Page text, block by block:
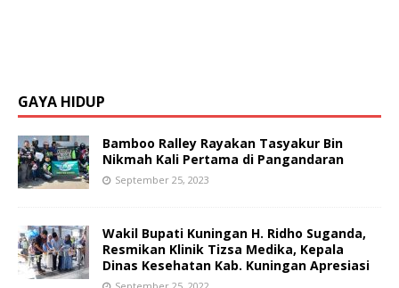
GAYA HIDUP
Bamboo Ralley Rayakan Tasyakur Bin
Nikmah Kali Pertama di Pangandaran
September 25, 2023
Wakil Bupati Kuningan H. Ridho Suganda,
Resmikan Klinik Tizsa Medika, Kepala
Dinas Kesehatan Kab. Kuningan Apresiasi